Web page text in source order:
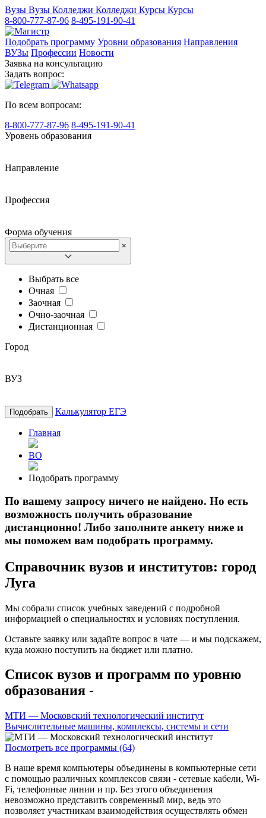
Вузы Вузы Колледжи Колледжи Курсы Курсы
8-800-777-87-96 8-495-191-90-41
Подобрать программу Уровни образования Направления
ВУЗы Профессии Новости
Заявка на консультацию
Задать вопрос:
По всем вопросам:
8-800-777-87-96 8-495-191-90-41
Уровень образования
Направление
Профессия
Форма обучения
×
Выбрать все
Очная
Заочная
Очно-заочная
Дистанционная
Город
ВУЗ
Подобрать Калькулятор ЕГЭ
Главная
ВО
Подобрать программу
По вашему запросу ничего не найдено. Но есть
возможность получить образование
дистанционно! Либо заполните анкету ниже и
мы поможем вам подобрать программу.
Справочник вузов и институтов: город
Луга
Мы собрали список учебных заведений с подробной
информацией о специальностях и условиях поступления.
Оставьте заявку или задайте вопрос в чате — и мы подскажем,
куда можно поступить на бюджет или платно.
Список вузов и программ по уровню
образования -
МТИ — Московский технологический институт
Вычислительные машины, комплексы, системы и сети
Посмотреть все программы (64)
В наше время компьютеры объединены в компьютерные сети
с помощью различных комплексов связи - сетевые кабели, Wi-
Fi, телефонные линии и пр. Без этого объединения
невозможно представить современный мир, ведь это
позволяет участникам взаимодействия осуществлять обмен